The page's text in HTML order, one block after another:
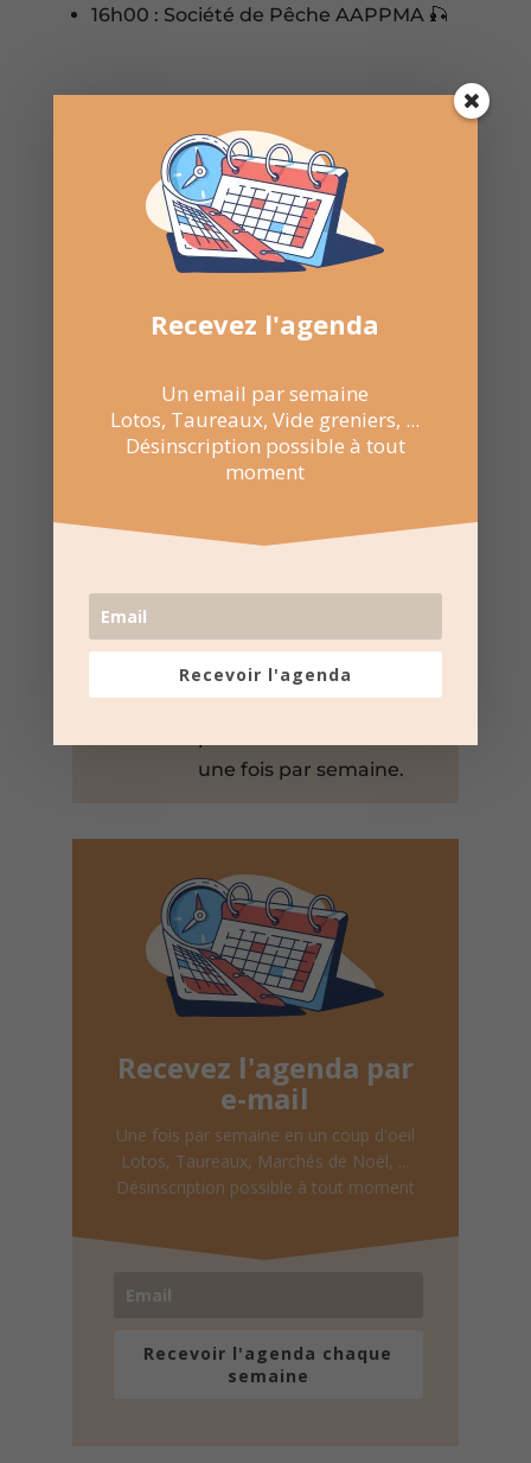
16h00 : Société de Pêche AAPPMA 🎣
16h00 : Amicale des Pompiers 🚒
 Envoyer par E-mail
 NE RATEZ
DATES
Suivez lapage Facebook
une fois par semaine.
Recevez l'agenda par
e-mail
Une fois par semaine en un coup d'oeil
Lotos, Taureaux, Marchés de Noël, ...
Désinscription possible à tout moment
Recevoir l'agenda chaque
semaine
Recevez l'agenda
Un email par semaine
Lotos, Taureaux, Vide greniers, ...
Désinscription possible à tout
moment
Recevoir l'agenda